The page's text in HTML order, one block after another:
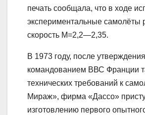
печать сообщала, что в ходе
экспериментальные самолёты
скорость М=2,2—2,35.
В 1973 году, после утверждения
командованием ВВС Франции
технических требований к
Мираж», фирма «Дассо»
изготовлению первого